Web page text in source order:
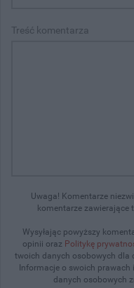
Treść komentarza
Uwaga! Komentarze
komentarze zawierające
Wysyłając powyższy
opinii oraz Politykę
twoich danych osobowych dla
Informacje o swoich
danych osobowych